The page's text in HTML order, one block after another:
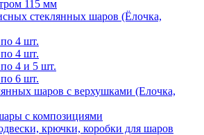
115 мм
стеклянных шаров (Ёлочка,
4 шт.
4 шт.
4 и 5 шт.
6 шт.
шаров с верхушками (Елочка,
с композициями
крючки, коробки для шаров